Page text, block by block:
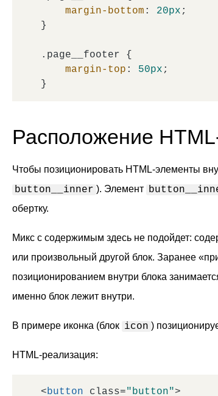
margin-bottom : 20px ;
}
.page__footer {
margin-top : 50px ;
Расположение
Чтобы позиционировать HTML-элементы
button__inner ). Элемент
обертку.
Микс с содержимым здесь не подойдет:
или произвольный другой блок. Заранее
позиционированием внутри блока
именно блок лежит внутри.
В примере иконка (блок icon )
HTML-реализация:
<button class="button">